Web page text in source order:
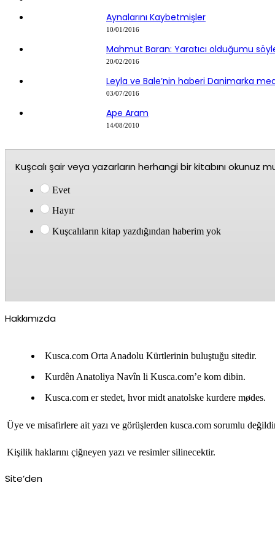
Aynalarını Kaybetmişler
10/01/2016
Mahmut Baran: Yaratıcı olduğumu
20/02/2016
Leyla ve Bale’nin haberi Danimarka
03/07/2016
Ape Aram
14/08/2010
Kuşcalı şair veya yazarların herhangi bir kitabını okunuz
Evet
Hayır
Kuşcalıların kitap yazdığından haberim yok
Hakkımızda
Kusca.com Orta Anadolu Kürtlerinin buluştuğu sitedir.
Kurdên Anatoliya Navîn li Kusca.com’e kom dibin.
Kusca.com er stedet, hvor midt anatolske kurdere mødes.
Üye ve misafirlere ait yazı ve görüşlerden kusca.com sorumlu
Kişilik haklarını çiğneyen yazı ve resimler silinecektir.
Site’den